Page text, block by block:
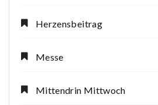
Herzensbeitrag
Messe
Mittendrin Mittwoch